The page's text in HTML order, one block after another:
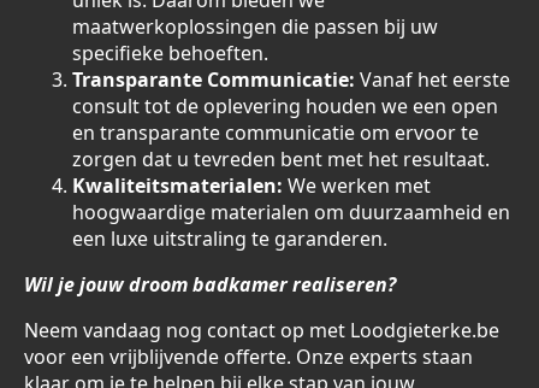
maatwerkoplossingen die passen bij uw
specifieke behoeften.
Transparante Communicatie: Vanaf het eerste
consult tot de oplevering houden we een open
en transparante communicatie om ervoor te
zorgen dat u tevreden bent met het resultaat.
Kwaliteitsmaterialen: We werken met
hoogwaardige materialen om duurzaamheid en
een luxe uitstraling te garanderen.
Wil je jouw droom badkamer realiseren?
Neem vandaag nog contact op met Loodgieterke.be
voor een vrijblijvende offerte. Onze experts staan